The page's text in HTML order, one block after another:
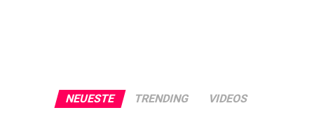
NEUESTE TRENDING VIDEOS